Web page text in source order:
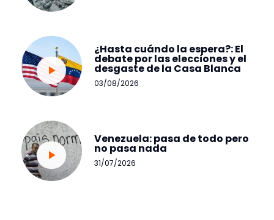
¿Hasta cuándo la espera?: El
debate por las elecciones y el
desgaste de la Casa Blanca
03/08/2026
Venezuela: pasa de todo pero
no pasa nada
31/07/2026